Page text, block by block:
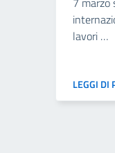
lavori …
LEGGI DI